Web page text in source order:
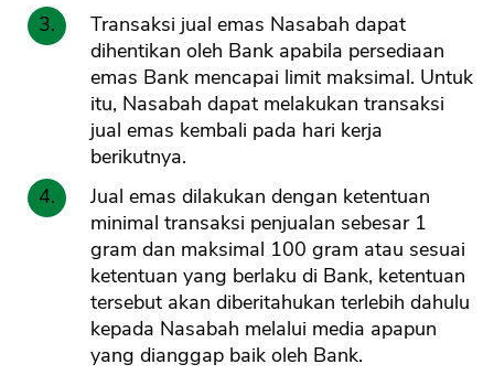
Transaksi jual emas Nasabah dapat
dihentikan oleh Bank apabila persediaan
emas Bank mencapai limit maksimal. Untuk
itu, Nasabah dapat melakukan transaksi
jual emas kembali pada hari kerja
berikutnya.
Jual emas dilakukan dengan ketentuan
minimal transaksi penjualan sebesar 1
gram dan maksimal 100 gram atau sesuai
ketentuan yang berlaku di Bank, ketentuan
tersebut akan diberitahukan terlebih dahulu
kepada Nasabah melalui media apapun
yang dianggap baik oleh Bank.